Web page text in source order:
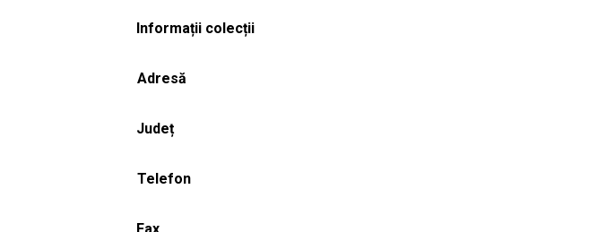
Informații colecții
Adresă
Județ
Telefon